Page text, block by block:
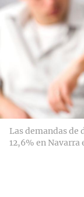
Las demandas
12,6% en Navarra